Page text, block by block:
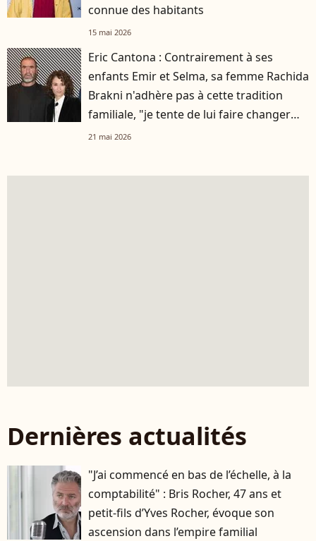
connue des habitants
15 mai 2026
Eric Cantona : Contrairement à ses
enfants Emir et Selma, sa femme Rachida
Brakni n'adhère pas à cette tradition
familiale, "je tente de lui faire changer
d'avis"
21 mai 2026
Dernières actualités
"J’ai commencé en bas de l’échelle, à la
comptabilité" : Bris Rocher, 47 ans et
petit-fils d’Yves Rocher, évoque son
ascension dans l’empire familial